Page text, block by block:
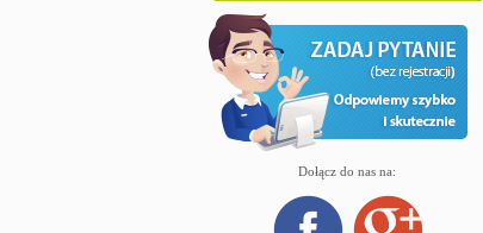
Dołącz do nas na: